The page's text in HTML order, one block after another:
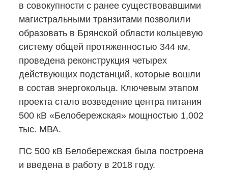
в совокупности с ранее существовавшими
магистральными транзитами позволили
образовать в Брянской области кольцевую
систему общей протяженностью 344 км,
проведена реконструкция четырех
действующих подстанций, которые вошли
в состав энергокольца. Ключевым этапом
проекта стало возведение центра питания
500 кВ «Белобережская» мощностью 1,002
тыс. МВА.
ПС 500 кВ Белобережская была построена
и введена в работу в 2018 году.